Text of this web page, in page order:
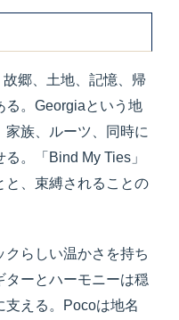
故郷、土地、記憶、帰
る。Georgiaという地
族、ルーツ、同時に
。「Bind My Ties」
と、束縛されることの
らしい温かさを持ち
ターとハーモニーは穏
支える。Pocoは地名